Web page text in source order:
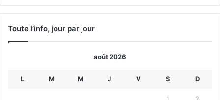
Toute l’info, jour par jour
août 2026
L M M J V S D